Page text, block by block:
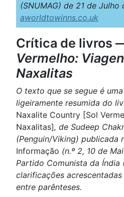
(SNUMAG) de 21 de Julho
aworldtowinns.co.uk
Crítica de livros
Vermelho:
Naxalitas
O texto que se segue é
ligeiramente resumida do
Naxalite Country [Sol
Naxalitas], de Sudeep
(Penguin/Viking) publicada
Informação (n.º 2, 10 de
Partido Comunista da Índia
clarificações
entre parênteses.